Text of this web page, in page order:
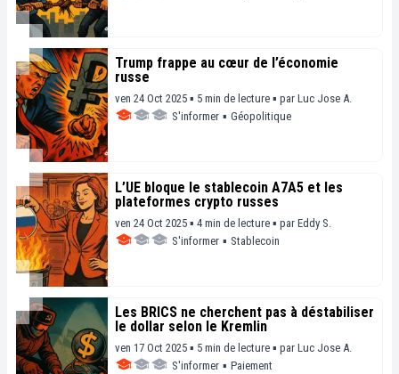
Trump frappe au cœur de l’économie
russe
ven 24 Oct 2025 ▪ 5 min de lecture ▪ par Luc Jose A.
S'informer ▪ Géopolitique
L’UE bloque le stablecoin A7A5 et les
plateformes crypto russes
ven 24 Oct 2025 ▪ 4 min de lecture ▪ par Eddy S.
S'informer ▪ Stablecoin
Les BRICS ne cherchent pas à déstabiliser
le dollar selon le Kremlin
ven 17 Oct 2025 ▪ 5 min de lecture ▪ par Luc Jose A.
S'informer ▪ Paiement